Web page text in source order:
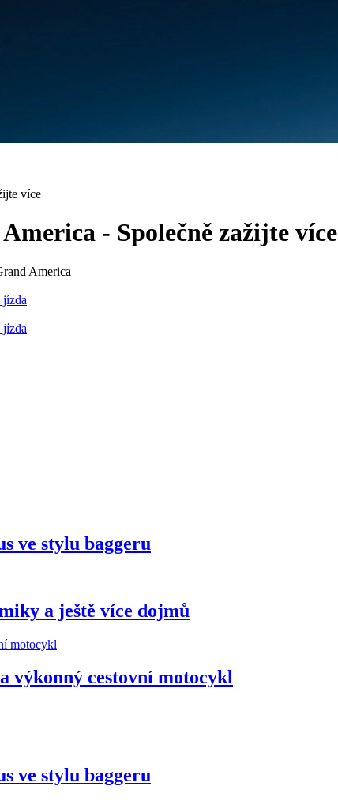
více
- Společně zažijte více
America
jízda
jízda
ve stylu baggeru
a ještě více dojmů
výkonný cestovní motocykl
ve stylu baggeru